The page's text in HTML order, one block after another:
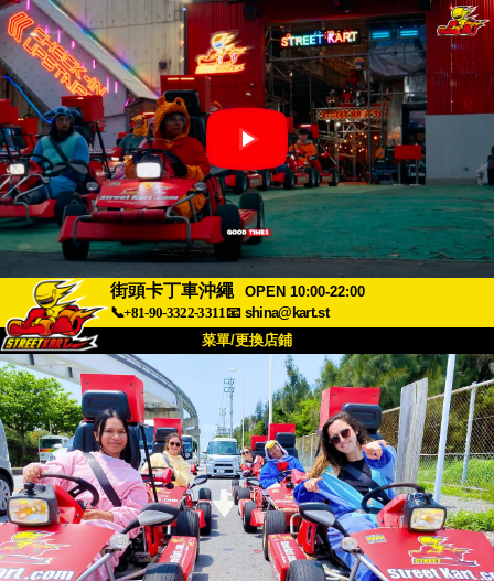
街頭卡丁車沖繩
OPEN 10:00-22:00
📞+81-90-3322-3311📧 shina@kart.st
菜單/更換店鋪
首頁
關於 規格 價格
交通方式 顧客聲音 常見問題
公司 預訂
更換店鋪
東京 品川 #1 東京 秋葉原 #1